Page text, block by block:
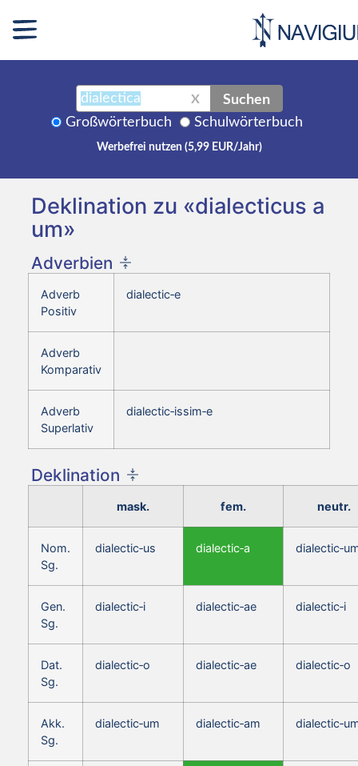
X Suchen
Großwörterbuch Schulwörterbuch
Werbefrei nutzen (5,99 EUR/Jahr)
Deklination zu «dialecticus a
um»
Adverbien
Adverb
Positiv
dialectic‑e
Adverb
Komparativ
Adverb
Superlativ
dialectic‑issim‑e
Deklination
mask. fem. neutr.
Nom.
Sg.
dialectic‑us dialectic‑a
Gen.
Sg.
dialectic‑i dialectic‑ae dialectic‑i
Dat.
Sg.
dialectic‑o dialectic‑ae dialectic‑o
Akk.
Sg.
dialectic‑um dialectic‑am